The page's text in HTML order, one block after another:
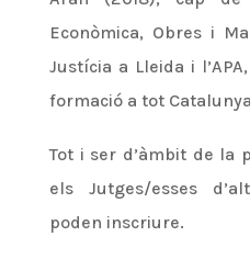
Econòmica, Obres i
Justícia a Lleida i
formació a tot
Tot i ser d’àmbit de la
els Jutges/esses
poden inscriure.